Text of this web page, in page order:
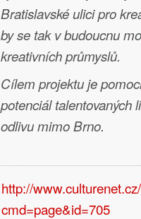
Bratislavské ulici pro
by se tak v budoucnu
kreativních průmyslů.
Cílem projektu je
potenciál talentovaných
odlivu mimo Brno.
http://
cmd=page&id=705